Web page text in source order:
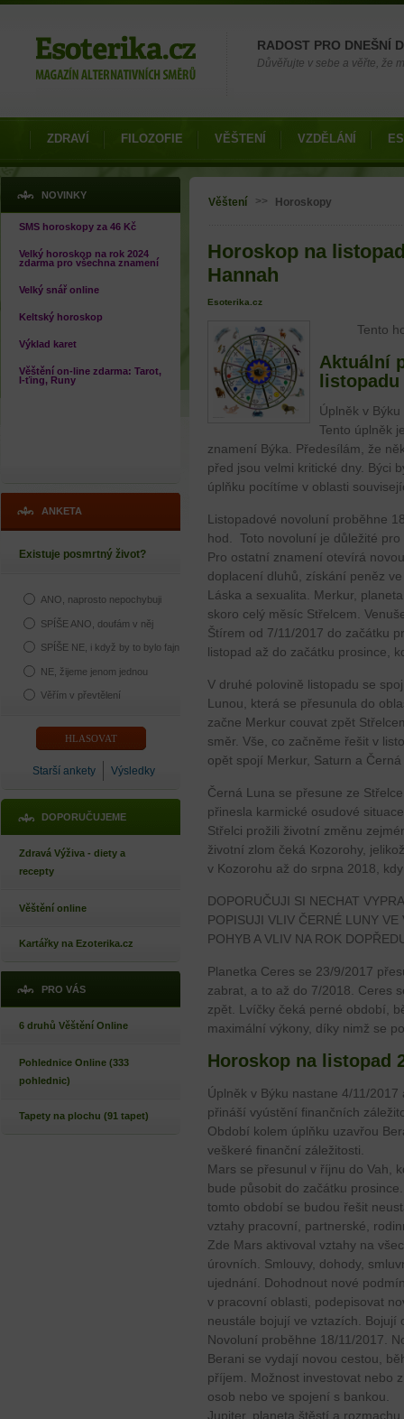
RADOST PRO DNEŠNÍ
Důvěřujte v sebe a věřte, že
ZDRAVÍ FILOZOFIE VĚŠTENÍ VZDĚLÁNÍ
NOVINKY
SMS horoskopy za 46 Kč
Velký horoskop na rok 2024
zdarma pro všechna znamení
Velký snář online
Keltský horoskop
Výklad karet
Věštění on-line zdarma: Tarot,
I-ťing, Runy
ANKETA
Existuje posmrtný život?
ANO, naprosto nepochybuji
SPÍŠE ANO, doufám v něj
SPÍŠE NE, i když by to bylo fajn
NE, žijeme jenom jednou
Věřím v převtělení
Starší ankety Výsledky
DOPORUČUJEME
Zdravá Výživa - diety a
recepty
Věštění online
Kartářky na Ezoterika.cz
PRO VÁS
6 druhů Věštění Online
Pohlednice Online (333
pohlednic)
Tapety na plochu (91 tapet)
Jste zde
Věštení >> Horoskopy
Horoskop na
Hannah
Esoterika.cz
Tento
Aktuální
Úplněk v
Tento úplněk
znamení Býka. Předesílám, že
před jsou velmi kritické dny. Býci
úplňku pocítíme v oblasti
Listopadové novoluní proběhne
hod. Toto novoluní je důležité
Pro ostatní znamení otevírá
doplacení dluhů, získání peněz
Láska a sexualita. Merkur,
skoro celý měsíc Střelcem.
Štírem od 7/11/2017 do začátku
listopad až do začátku prosince,
V druhé polovině listopadu se
Lunou, která se přesunula do
začne Merkur couvat zpět
směr. Vše, co začněme řešit v
opět spojí Merkur, Saturn a
Černá Luna se přesune ze
přinesla karmické osudové
Střelci prožili životní změnu
životní zlom čeká Kozorohy,
v Kozorohu až do srpna 2018,
DOPORUČUJI SI NECHAT
POPISUJI VLIV ČERNÉ LUNY
POHYB A VLIV NA ROK
Planetka Ceres se 23/9/2017
zabrat, a to až do 7/2018. Ceres
zpět. Lvíčky čeká perné období,
maximální výkony, díky nimž se
Horoskop na listopad
Úplněk v Býku nastane 4/11/2017
přináší vyústění finančních
Období kolem úplňku uzavřou
veškeré finanční záležitosti.
Mars se přesunul v říjnu do Vah,
bude působit do začátku
tomto období se budou řešit
vztahy pracovní, partnerské,
Zde Mars aktivoval vztahy na
úrovních. Smlouvy, dohody,
ujednání. Dohodnout nové
v pracovní oblasti, podepisovat
neustále bojují ve vztazích. Bojují
Novoluní proběhne 18/11/2017.
Berani se vydají novou cestou,
příjem. Možnost investovat nebo
osob nebo ve spojení s bankou.
Jupiter, planeta štěstí a